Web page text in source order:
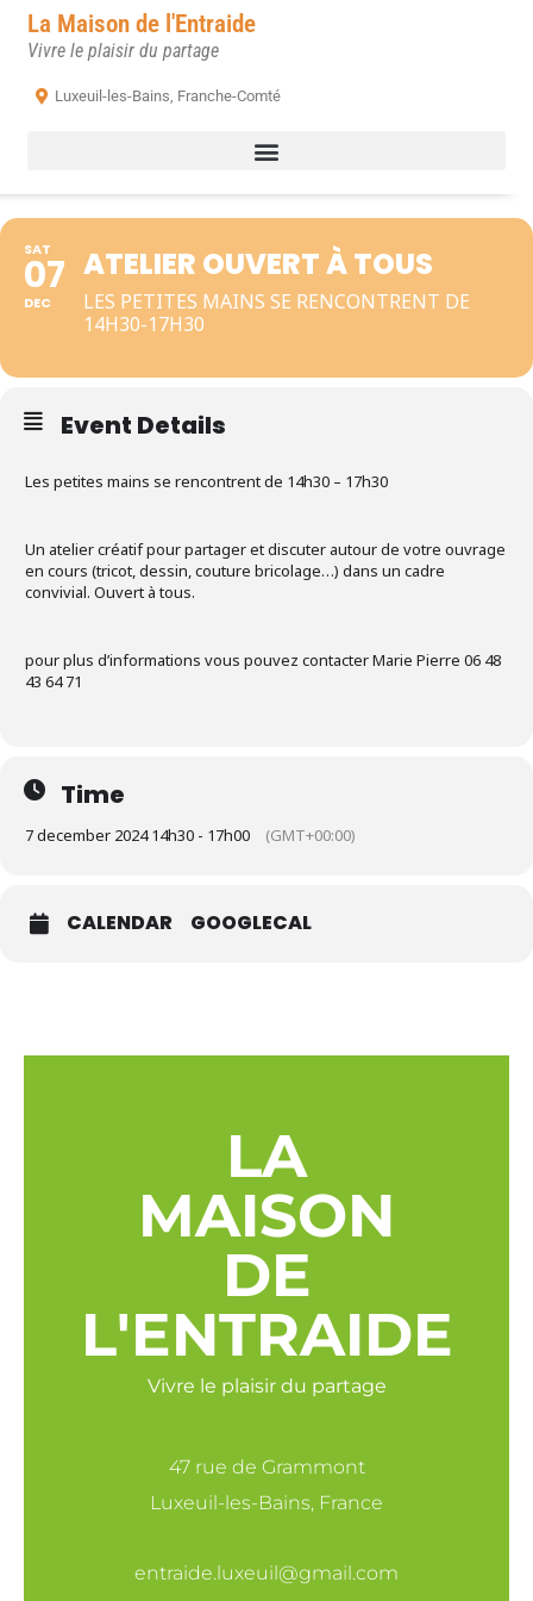
La Maison de l'Entraide
Vivre le plaisir du partage
Luxeuil-les-Bains, Franche-Comté
SAT
07
DEC
ATELIER OUVERT À TOUS
LES PETITES MAINS SE RENCONTRENT DE
14H30-17H30
Event Details
Les petites mains se rencontrent de 14h30 – 17h30
Un atelier créatif pour partager et discuter autour de votre ouvrage
en cours (tricot, dessin, couture bricolage…) dans un cadre
convivial. Ouvert à tous.
pour plus d’informations vous pouvez contacter Marie Pierre 06 48
43 64 71
Time
7 december 2024 14h30 - 17h00 (GMT+00:00)
CALENDAR GOOGLECAL
LA
MAISON
DE
L'ENTRAIDE
Vivre le plaisir du partage
47 rue de Grammont
Luxeuil-les-Bains, France
entraide.luxeuil@gmail.com